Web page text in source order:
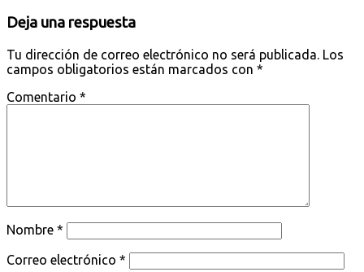
Deja una respuesta
Tu dirección de correo electrónico no será publicada. Los
campos obligatorios están marcados con *
Comentario *
Nombre *
Correo electrónico *